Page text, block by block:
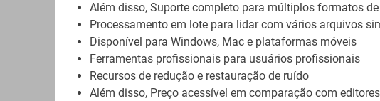
Além disso, Suporte completo para múltiplos formatos
Processamento em lote para lidar com vários arquivos
Disponível para Windows, Mac e plataformas móveis
Ferramentas profissionais para usuários profissionais
Recursos de redução e restauração de ruído
Além disso, Preço acessível em comparação com